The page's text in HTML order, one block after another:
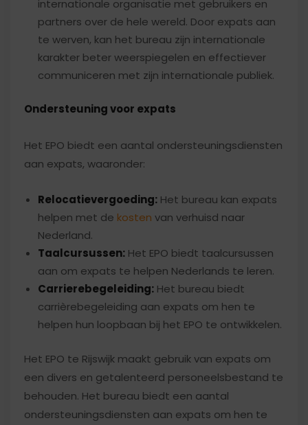
internationale organisatie met gebruikers en
partners over de hele wereld. Door expats aan
te werven, kan het bureau zijn internationale
karakter beter weerspiegelen en effectiever
communiceren met zijn internationale publiek.
Ondersteuning voor expats
Het EPO biedt een aantal ondersteuningsdiensten
aan expats, waaronder:
Relocatievergoeding: Het bureau kan expats
helpen met de kosten van verhuisd naar
Nederland.
Taalcursussen: Het EPO biedt taalcursussen
aan om expats te helpen Nederlands te leren.
Carrierebegeleiding: Het bureau biedt
carrièrebegeleiding aan expats om hen te
helpen hun loopbaan bij het EPO te ontwikkelen.
Het EPO te Rijswijk maakt gebruik van expats om
een ​​divers en getalenteerd personeelsbestand te
behouden. Het bureau biedt een aantal
ondersteuningsdiensten aan expats om hen te